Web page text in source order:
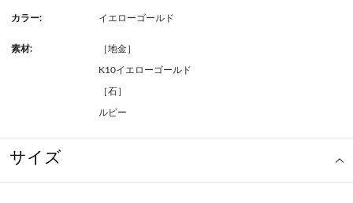
カラー: イエローゴールド
素材: ［地金］
K10イエローゴールド
［石］
ルビー
サイズ